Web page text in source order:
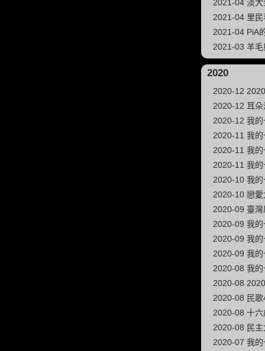
2021-04 淡
2021-04 里
2021-04 PiA
2021-03 羊
2020
2020-12
2020-12 耳
2020-12 我
2020-11 我
2020-11 我
2020-11 我
2020-10 我
2020-10 戀
2020-09 臺
2020-09 我
2020-09 我
2020-09 我
2020-08 我
2020-08
2020-08 民
2020-08 十
2020-08 民
2020-07 我